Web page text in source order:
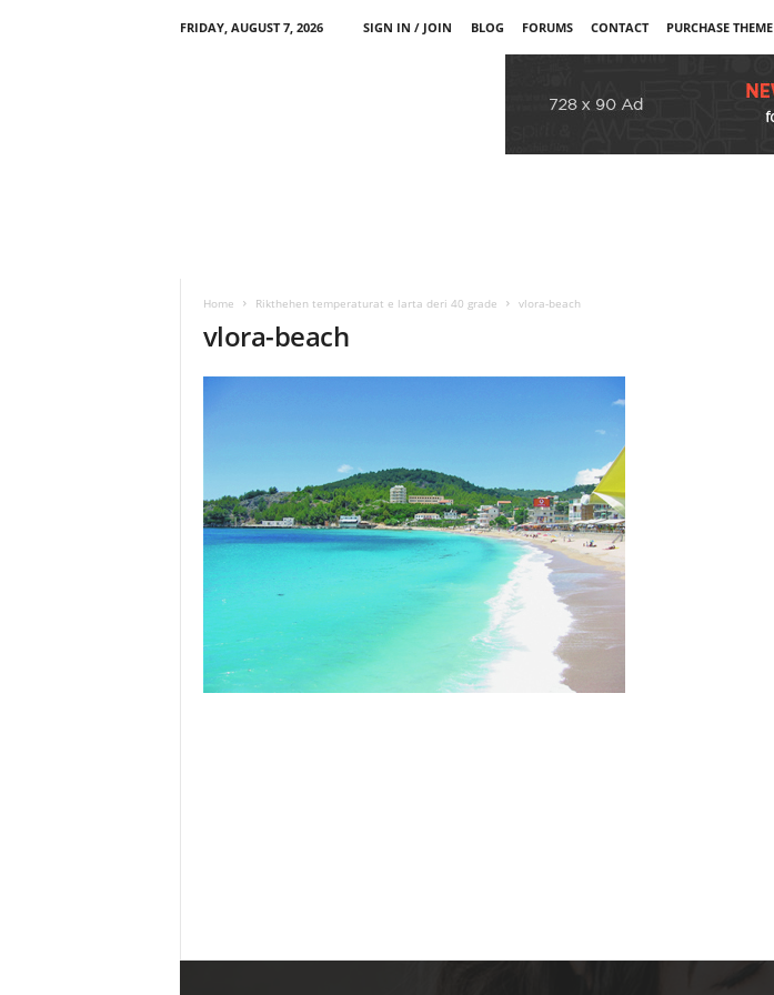
FRIDAY, AUGUST 7, 2026 SIGN IN / JOIN BLOG FORUMS CONTACT PURCHASE THEME
Home Rikthehen temperaturat e larta deri 40 grade vlora-beach
vlora-beach